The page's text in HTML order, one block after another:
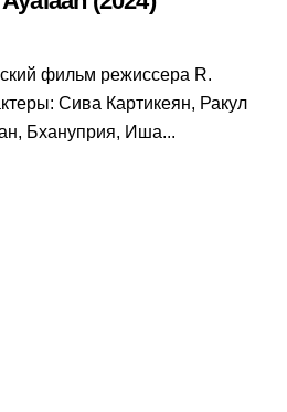
Сива Картикеян, Ракул
Бхануприя, Иша...